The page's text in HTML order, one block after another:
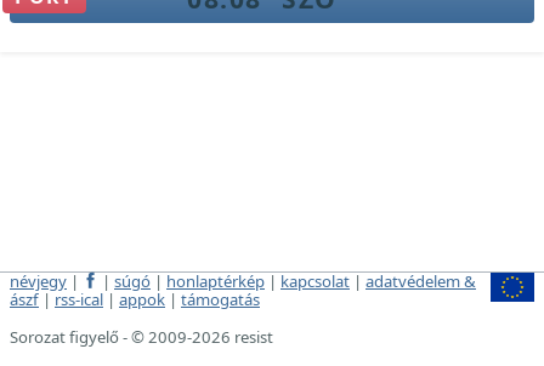
névjegy | | súgó | honlaptérkép | kapcsolat | adatvédelem &
ászf | rss-ical | appok | támogatás
Sorozat figyelő - © 2009-2026 resist